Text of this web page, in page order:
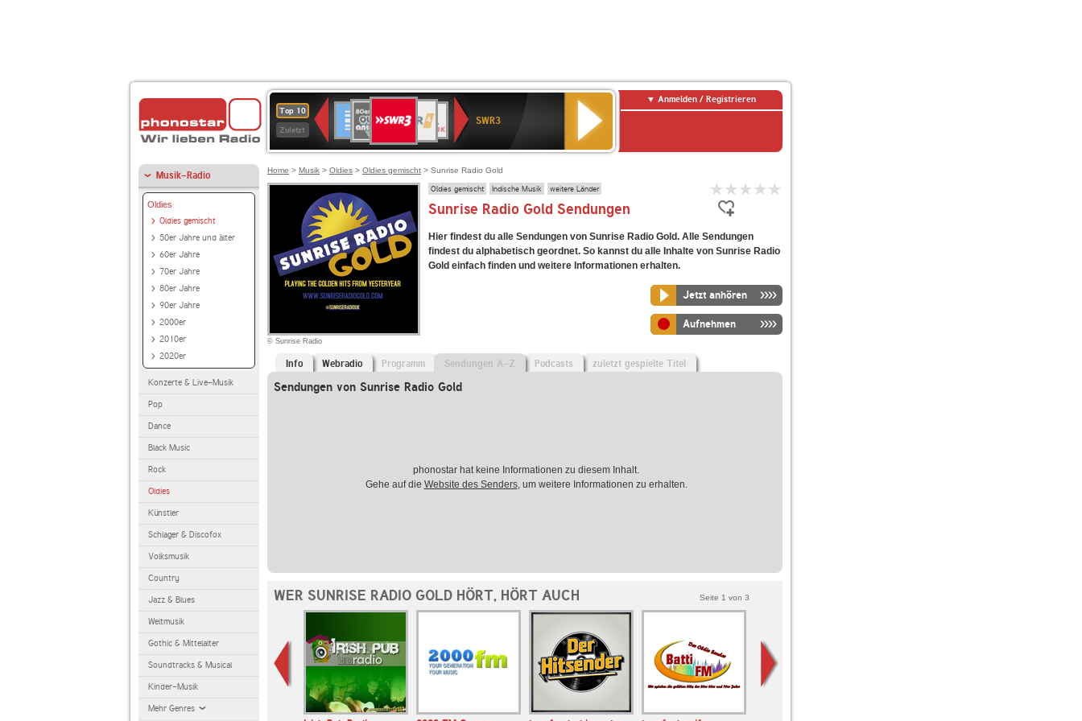
Top 10
Zuletzt
Deutschlandfunk
80er
90er
OLDIE
ANTENNE
4
KLASSIK
SWR
Kultur
NDR
2
SWR3
Anmelden / Registrieren
Musik-Radio
Oldies
Oldies gemischt
50er Jahre und älter
60er Jahre
70er Jahre
80er Jahre
90er Jahre
2000er
2010er
2020er
Konzerte & Live-Musik
Pop
Dance
Black Music
Rock
Oldies
Künstler
Schlager & Discofox
Volksmusik
Country
Jazz & Blues
Weltmusik
Gothic & Mittelalter
Soundtracks & Musical
Kinder-Musik
Mehr Genres
Home > Musik > Oldies > Oldies gemischt > Sunrise Radio Gold
© Sunrise Radio
Oldies gemischt Indische Musik weitere Länder
Sunrise Radio Gold Sendungen
Hier findest du alle Sendungen von Sunrise Radio Gold. Alle Sendungen
findest du alphabetisch geordnet. So kannst du alle Inhalte von Sunrise Radio
Gold einfach finden und weitere Informationen erhalten.
Jetzt anhören
Aufnehmen
Info Webradio Programm Sendungen A-Z Podcasts zuletzt gespielte Titel
Sendungen von Sunrise Radio Gold
phonostar hat keine Informationen zu diesem Inhalt.
Gehe auf die Website des Senders, um weitere Informationen zu erhalten.
WER SUNRISE RADIO GOLD HÖRT, HÖRT AUCH Seite 1 von 3